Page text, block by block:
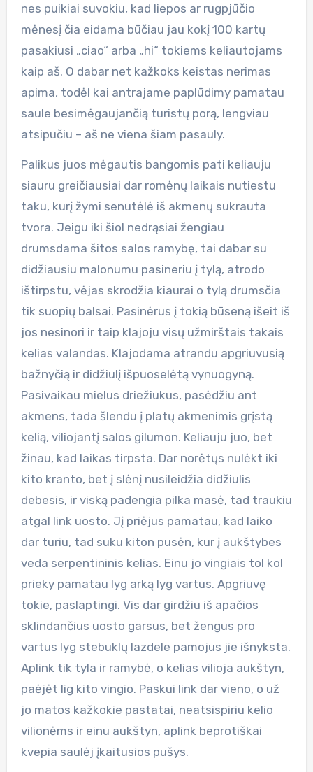
nes puikiai suvokiu, kad liepos ar rugpjūčio
mėnesį čia eidama būčiau jau kokį 100 kartų
pasakiusi „ciao“ arba „hi“ tokiems keliautojams
kaip aš. O dabar net kažkoks keistas nerimas
apima, todėl kai antrajame paplūdimy pamatau
saule besimėgaujančią turistų porą, lengviau
atsipučiu – aš ne viena šiam pasauly.
Palikus juos mėgautis bangomis pati keliauju
siauru greičiausiai dar romėnų laikais nutiestu
taku, kurį žymi senutėlė iš akmenų sukrauta
tvora. Jeigu iki šiol nedrąsiai žengiau
drumsdama šitos salos ramybę, tai dabar su
didžiausiu malonumu pasineriu į tylą, atrodo
ištirpstu, vėjas skrodžia kiaurai o tylą drumsčia
tik suopių balsai. Pasinėrus į tokią būseną išeit iš
jos nesinori ir taip klajoju visų užmirštais takais
kelias valandas. Klajodama atrandu apgriuvusią
bažnyčią ir didžiulį išpuoselėtą vynuogyną.
Pasivaikau mielus driežiukus, pasėdžiu ant
akmens, tada šlendu į platų akmenimis grįstą
kelią, viliojantį salos gilumon. Keliauju juo, bet
žinau, kad laikas tirpsta. Dar norėtųs nulėkt iki
kito kranto, bet į slėnį nusileidžia didžiulis
debesis, ir viską padengia pilka masė, tad traukiu
atgal link uosto. Jį priėjus pamatau, kad laiko
dar turiu, tad suku kiton pusėn, kur į aukštybes
veda serpentininis kelias. Einu jo vingiais tol kol
prieky pamatau lyg arką lyg vartus. Apgriuvę
tokie, paslaptingi. Vis dar girdžiu iš apačios
sklindančius uosto garsus, bet žengus pro
vartus lyg stebuklų lazdele pamojus jie išnyksta.
Aplink tik tyla ir ramybė, o kelias vilioja aukštyn,
paėjėt lig kito vingio. Paskui link dar vieno, o už
jo matos kažkokie pastatai, neatsispiriu kelio
vilionėms ir einu aukštyn, aplink beprotiškai
kvepia saulėj įkaitusios pušys.